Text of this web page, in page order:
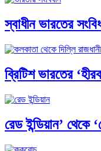
স্বাধীন ভারতের
ব্রিটিশ ভারতের
রেড ইন্ডিয়ান’